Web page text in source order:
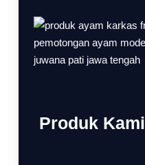
Produk Kami